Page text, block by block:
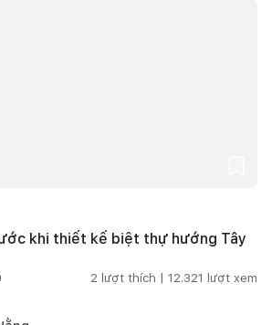
khi thiết kế biệt thự hướng Tây
2 lượt thích | 12.321 lượt xem